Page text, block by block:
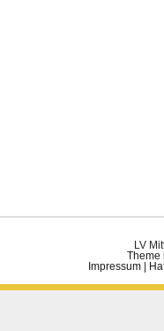
LV
Theme
Impressum